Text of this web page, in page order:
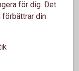
telefontjänst, börja
Klicka på
för dig. Det
förbättrar din